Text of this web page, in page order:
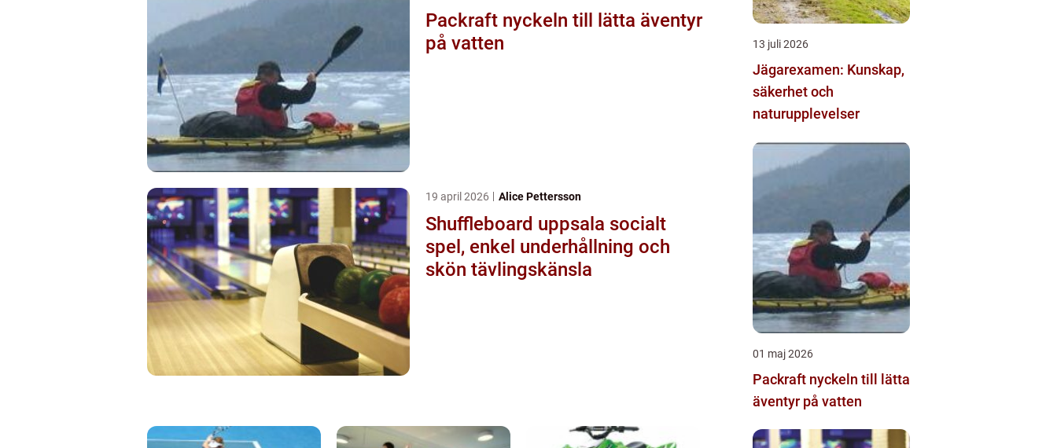
Packraft nyckeln till lätta äventyr
på vatten
19 april 2026 Alice Pettersson
Shuffleboard uppsala socialt
spel, enkel underhållning och
skön tävlingskänsla
13 juli 2026
Jägarexamen: Kunskap,
säkerhet och
naturupplevelser
01 maj 2026
Packraft nyckeln till lätta
äventyr på vatten